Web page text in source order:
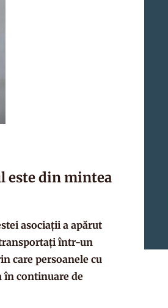
este din mintea
asociații a apărut
într-un
care persoanele cu
în continuare de